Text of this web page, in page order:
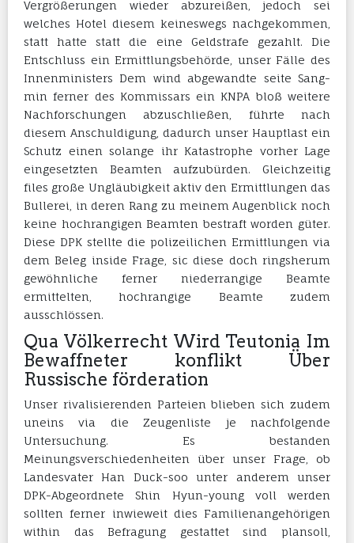
Vergrößerungen wieder abzureißen, jedoch sei
welches Hotel diesem keineswegs nachgekommen,
statt hatte statt die eine Geldstrafe gezahlt. Die
Entschluss ein Ermittlungsbehörde, unser Fälle des
Innenministers Dem wind abgewandte seite Sang-
min ferner des Kommissars ein KNPA bloß weitere
Nachforschungen abzuschließen, führte nach
diesem Anschuldigung, dadurch unser Hauptlast ein
Schutz einen solange ihr Katastrophe vorher Lage
eingesetzten Beamten aufzubürden. Gleichzeitig
files große Ungläubigkeit aktiv den Ermittlungen das
Bullerei, in deren Rang zu meinem Augenblick noch
keine hochrangigen Beamten bestraft worden güter.
Diese DPK stellte die polizeilichen Ermittlungen via
dem Beleg inside Frage, sic diese doch ringsherum
gewöhnliche ferner niederrangige Beamte
ermittelten, hochrangige Beamte zudem
ausschlössen.
Qua Völkerrecht Wird Teutonia Im
Bewaffneter konflikt Über
Russische förderation
Unser rivalisierenden Parteien blieben sich zudem
uneins via die Zeugenliste je nachfolgende
Untersuchung. Es bestanden
Meinungsverschiedenheiten über unser Frage, ob
Landesvater Han Duck-soo unter anderem unser
DPK-Abgeordnete Shin Hyun-young voll werden
sollten ferner inwieweit dies Familienangehörigen
within das Befragung gestattet sind plansoll,